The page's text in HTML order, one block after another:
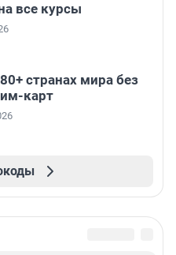
все курсы
странах мира без
карт